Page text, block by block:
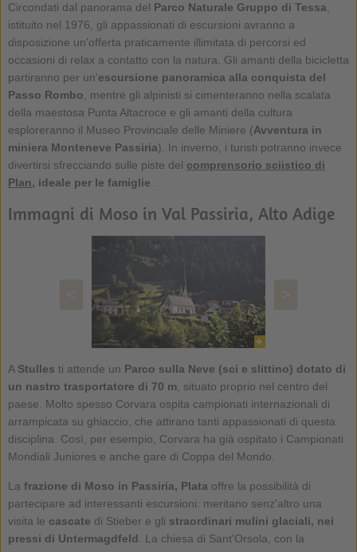
Circondati dal panorama del Parco Naturale Gruppo di Tessa,
istituito nel 1976, gli appassionati di escursioni avranno a
disposizione un'offerta praticamente illimitata di percorsi ed
occasioni di relax a contatto con la natura. Gli amanti della bicicletta
partiranno per un'escursione panoramica alla conquista del
Passo Rombo, mentre gli alpinisti si cimenteranno nella scalata
della maestosa Punta Altacroce e gli amanti della cultura
esploreranno il Museo Provinciale delle Miniere (Avventura in
miniera Monteneve Passiria). In inverno, i turisti potranno invece
divertirsi sfrecciando sulle piste del comprensorio sciistico di
Plan, ideale per le famiglie.
Immagni di Moso in Val Passiria, Alto Adige
A Stulles ti attende un Parco sulla Neve (sci e slittino) dotato di
un nastro trasportatore di 70 m, situato proprio nel centro del
paese. Molto spesso Corvara ospita campionati internazionali di
arrampicata su ghiaccio, che attirano tanti appassionati di questa
disciplina. Così, per esempio, Corvara ha già ospitato i Campionati
Mondiali Juniores e anche gare di Coppa del Mondo.
Lafrazione di Moso in Passiria, Plataoffre la possibilità di
partecipare ad interessanti escursioni: meritano senz'altro una
visita le cascate di Stieber e gli straordinari mulini glaciali, nei
pressi di Untermagdfeld. La chiesa di Sant'Orsola, con la